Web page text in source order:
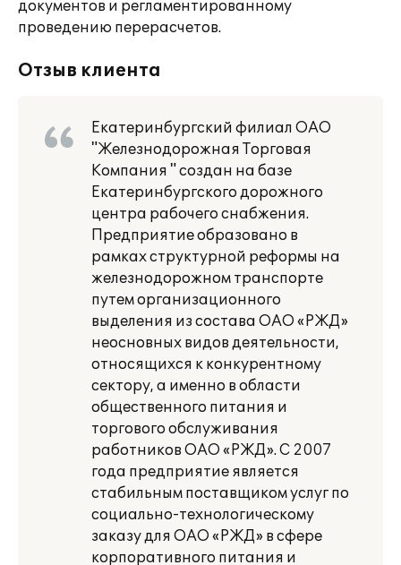
документов и регламентированному
проведению перерасчетов.
Отзыв клиента
Екатеринбургский филиал ОАО
"Железнодорожная Торговая
Компания " создан на базе
Екатеринбургского дорожного
центра рабочего снабжения.
Предприятие образовано в
рамках структурной реформы на
железнодорожном транспорте
путем организационного
выделения из состава ОАО «РЖД»
неосновных видов деятельности,
относящихся к конкурентному
сектору, а именно в области
общественного питания и
торгового обслуживания
работников ОАО «РЖД». С 2007
года предприятие является
стабильным поставщиком услуг по
социально-технологическому
заказу для ОАО «РЖД» в сфере
корпоративного питания и